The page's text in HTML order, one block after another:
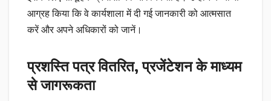
आग्रह किया कि वे कार्यशाला में दी गई जानकारी को आत्मसात
करें और अपने अधिकारों को जानें।
प्रशस्ति पत्र वितरित, प्रजेंटेशन के माध्यम
से जागरूकता